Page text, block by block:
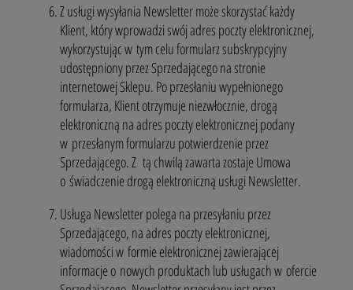
Z usługi wysyłania Newsletter może skorzystać każdy
Klient, który wprowadzi swój adres poczty elektronicznej,
wykorzystując w tym celu formularz subskrypcyjny
udostępniony przez Sprzedającego na stronie
internetowej Sklepu. Po przesłaniu wypełnionego
formularza, Klient otrzymuje niezwłocznie, drogą
elektroniczną na adres poczty elektronicznej podany
w przesłanym formularzu potwierdzenie przez
Sprzedającego. Z tą chwilą zawarta zostaje Umowa
o świadczenie drogą elektroniczną usługi Newsletter.
Usługa Newsletter polega na przesyłaniu przez
Sprzedającego, na adres poczty elektronicznej,
wiadomości w formie elektronicznej zawierającej
informacje o nowych produktach lub usługach w ofercie